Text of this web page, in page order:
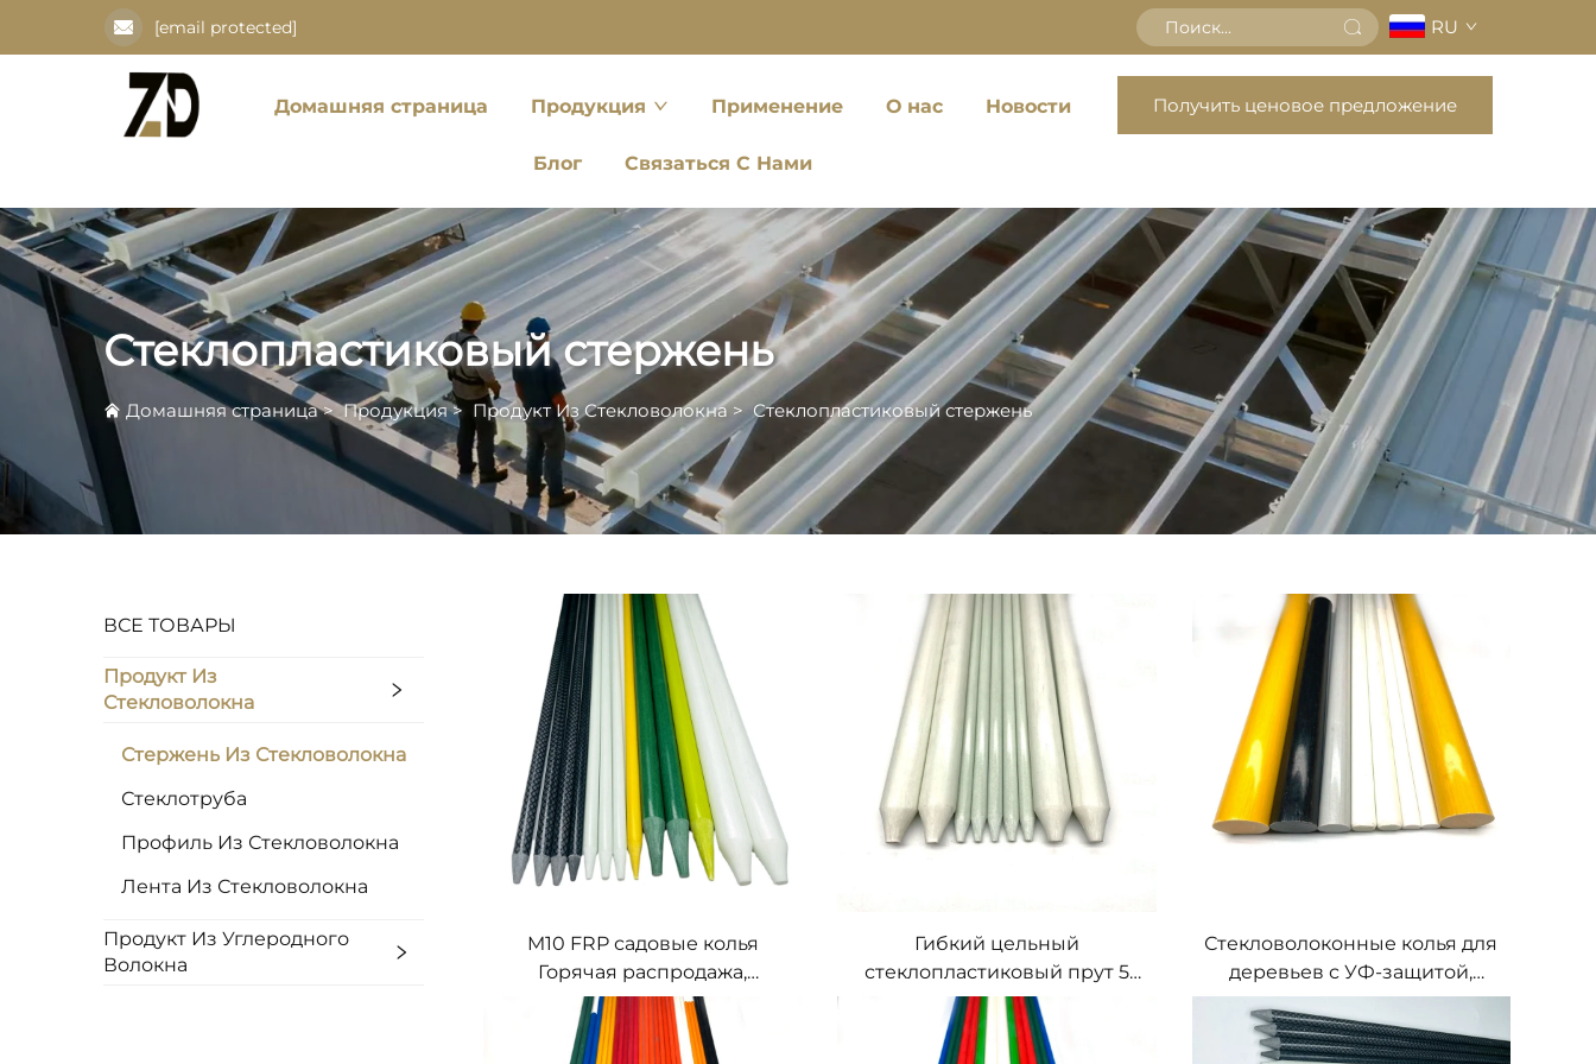
[email protected] RU
Домашняя страница Продукция Применение О нас Новости
Блог Связаться С Нами
Получить ценовое предложение
Стеклопластиковый стержень
Домашняя страница>Продукция> Продукт Из Стекловолокна>Стеклопластиковый стержень
ВСЕ ТОВАРЫ
Продукт Из
Стекловолокна
Стержень Из Стекловолокна
Стеклотруба
Профиль Из Стекловолокна
Лента Из Стекловолокна
Продукт Из Углеродного
Волокна
M10 FRP садовые колья
Горячая распродажа,
произведено на заводе в
Китае, прямые
стеклопластиковые колья
Гибкий цельный
стеклопластиковый прут 5
мм, 6 мм, 7 мм, 10 мм,
стеклопластиковая шторная
штанга, ручка,
Стекловолоконные колья для
деревьев с УФ-защитой,
стеклопластиковый прут для
поддержки фруктовых
деревьев